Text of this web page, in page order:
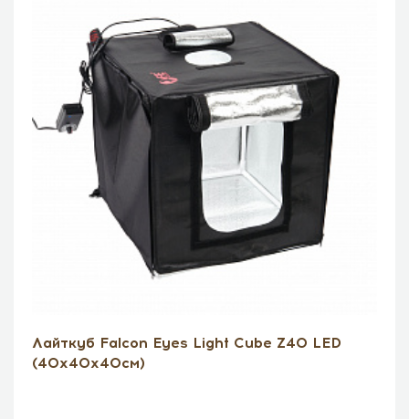
Лайткуб Falcon Eyes Light Cube Z40 LED
(40х40х40см)